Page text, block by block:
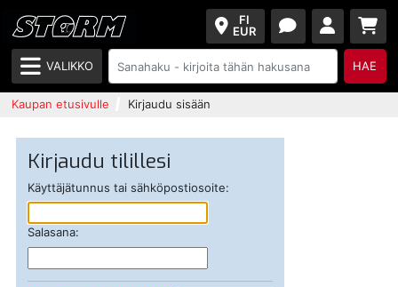
FI
EUR
VALIKKO HAE
Kaupan etusivulle Kirjaudu sisään
Kirjaudu tilillesi
Käyttäjätunnus tai sähköpostiosoite:
Salasana: